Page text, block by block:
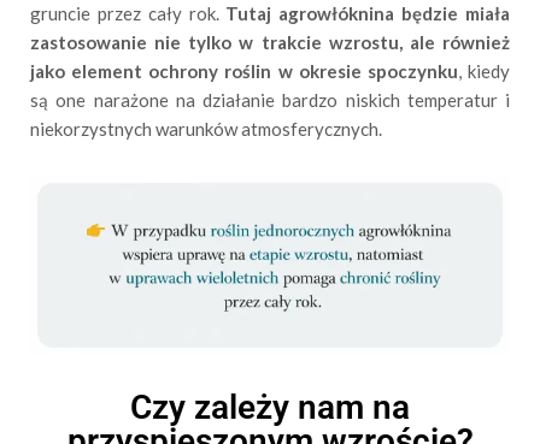
gruncie przez cały rok. Tutaj agrowłóknina będzie miała
zastosowanie nie tylko w trakcie wzrostu, ale również
jako element ochrony roślin w okresie spoczynku, kiedy
są one narażone na działanie bardzo niskich temperatur i
niekorzystnych warunków atmosferycznych.
Czy zależy nam na